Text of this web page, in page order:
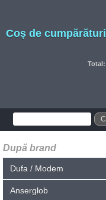
Coş de cumpărături
Total:
După brand
Dufa / Modem
Anserglob